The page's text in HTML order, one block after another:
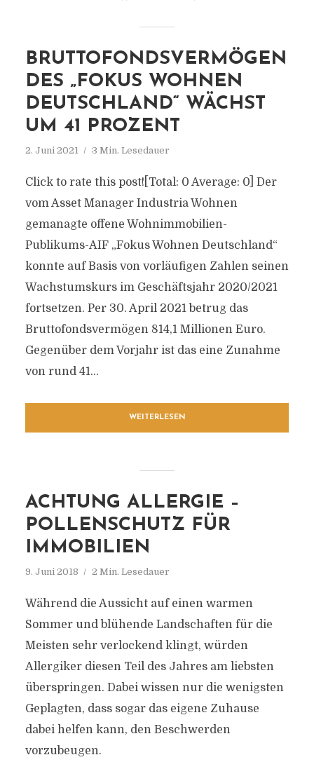
BRUTTOFONDSVERMÖGEN
DES „FOKUS WOHNEN
DEUTSCHLAND“ WÄCHST
UM 41 PROZENT
2. Juni 2021 3 Min. Lesedauer
Click to rate this post![Total: 0 Average: 0] Der
vom Asset Manager Industria Wohnen
gemanagte offene Wohnimmobilien-
Publikums-AIF „Fokus Wohnen Deutschland“
konnte auf Basis von vorläufigen Zahlen seinen
Wachstumskurs im Geschäftsjahr 2020/2021
fortsetzen. Per 30. April 2021 betrug das
Bruttofondsvermögen 814,1 Millionen Euro.
Gegenüber dem Vorjahr ist das eine Zunahme
von rund 41...
WEITERLESEN
ACHTUNG ALLERGIE –
POLLENSCHUTZ FÜR
IMMOBILIEN
9. Juni 2018 2 Min. Lesedauer
Während die Aussicht auf einen warmen
Sommer und blühende Landschaften für die
Meisten sehr verlockend klingt, würden
Allergiker diesen Teil des Jahres am liebsten
überspringen. Dabei wissen nur die wenigsten
Geplagten, dass sogar das eigene Zuhause
dabei helfen kann, den Beschwerden
vorzubeugen.